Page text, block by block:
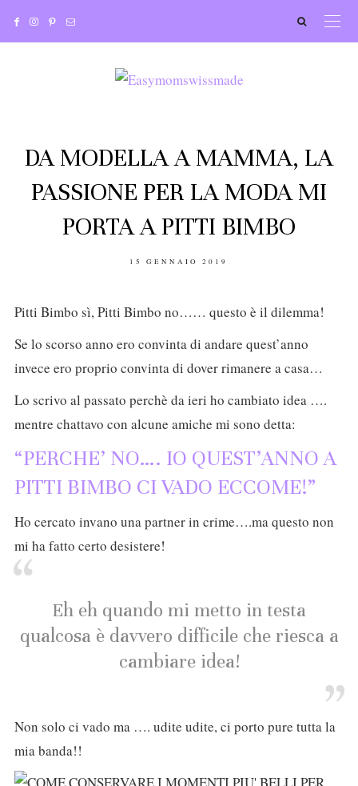
DA MODELLA A MAMMA, LA
PASSIONE PER LA MODA MI
PORTA A PITTI BIMBO
POSTED
15 GENNAIO 2019
Pitti Bimbo sì, Pitti Bimbo no…… questo è il dilemma!
Se lo scorso anno ero convinta di andare quest’anno
invece ero proprio convinta di dover rimanere a casa…
Lo scrivo al passato perchè da ieri ho cambiato idea ….
mentre chattavo con alcune amiche mi sono detta:
“PERCHE’ NO…. IO QUEST’ANNO A
PITTI BIMBO CI VADO ECCOME!”
Ho cercato invano una partner in crime….ma questo non
mi ha fatto certo desistere!
Eh eh quando mi metto in testa
qualcosa è davvero difficile che riesca a
cambiare idea!
Non solo ci vado ma …. udite udite, ci porto pure tutta la
mia banda!!